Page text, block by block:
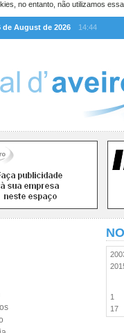
no entanto, não utilizamos
de August de 2026
14:44
1
17